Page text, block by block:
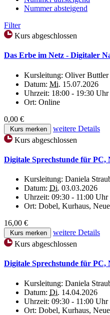
Nummer absteigend
Filter
Kurs abgeschlossen
Das Erbe im Netz - Digitaler
Kursleitung: Oliver Buttler
Datum: Mi. 15.07.2026
Uhrzeit: 18:00 - 19:30 Uhr
Ort: Online
0,00 €
Kurs merken
weitere Details
Kurs abgeschlossen
Digitale Sprechstunde für PC,
Kursleitung: Daniela
Datum: Di. 03.03.2026
Uhrzeit: 09:30 - 11:00 Uhr
Ort: Dobel, Kurhaus,
16,00 €
Kurs merken
weitere Details
Kurs abgeschlossen
Digitale Sprechstunde für PC,
Kursleitung: Daniela
Datum: Di. 14.04.2026
Uhrzeit: 09:30 - 11:00 Uhr
Ort: Dobel, Kurhaus,